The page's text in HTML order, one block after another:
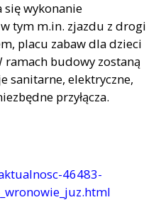
się wykonanie
tym m.in. zjazdu z drogi
placu zabaw dla dzieci
ramach budowy zostaną
sanitarne, elektryczne,
przyłącza.
46483-